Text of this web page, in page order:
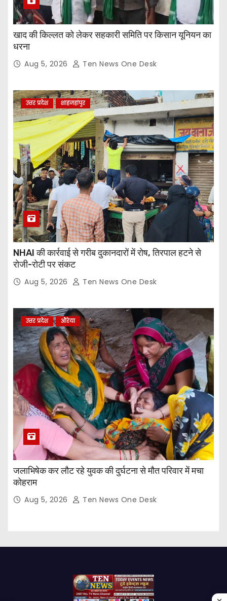
खाद की किल्लत को लेकर सहकारी समिति पर किसान यूनियन का
धरना
Aug 5, 2026 Ten News One Desk
उत्तर प्रदेश शाहजहांपुर
NHAI की कार्रवाई से गरीब दुकानदारों में रोष, तिरपाल हटने से
रोजी-रोटी पर संकट
Aug 5, 2026 Ten News One Desk
उत्तर प्रदेश औरेया
जलाभिषेक कर लौट रहे युवक की दुर्घटना से मौत परिवार में मचा
कोहराम
Aug 5, 2026 Ten News One Desk